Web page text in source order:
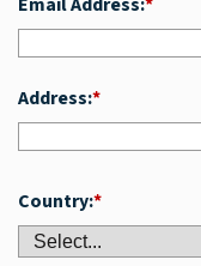
*
Address:
*
Country: